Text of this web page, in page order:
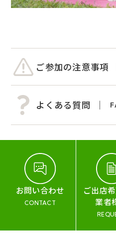
ご参加の注意事項
よくある質問
お問い合わせ
CONTACT
ご出店
業者